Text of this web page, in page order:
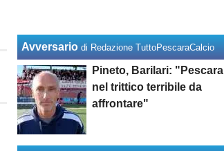
Avversario di Redazione TuttoPescaraCalcio
Pineto, Barilari: "Pescara
nel trittico terribile da
affrontare"